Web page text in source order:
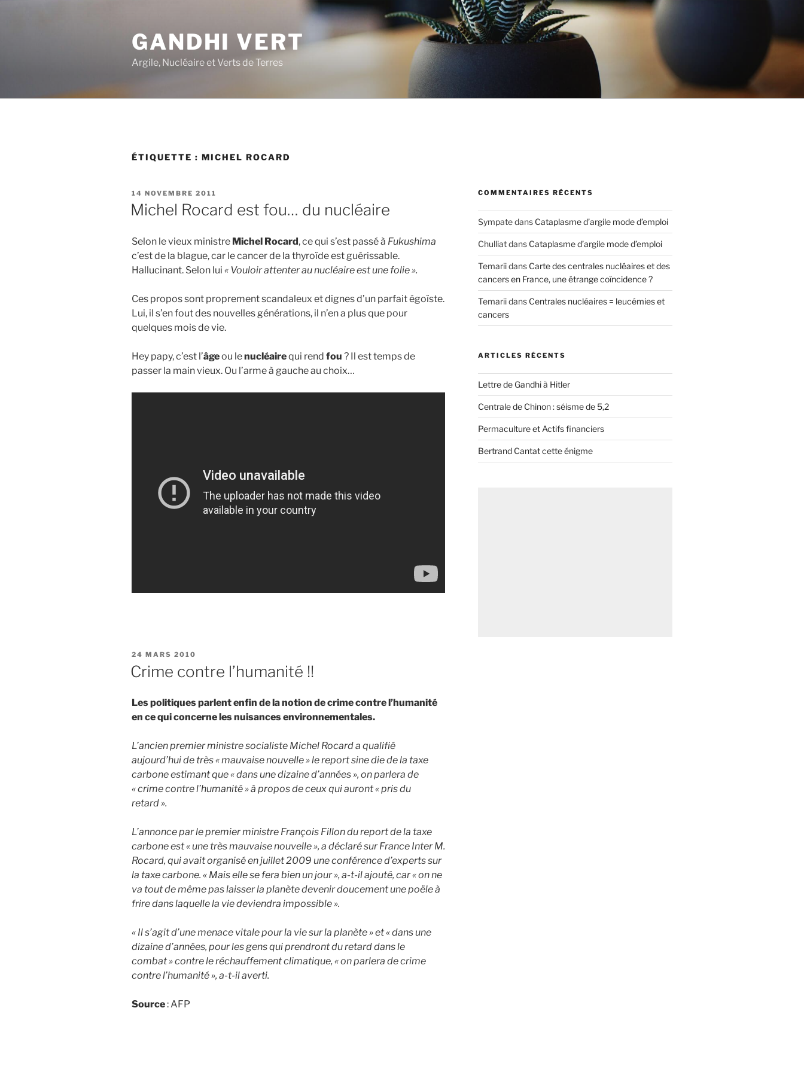
GANDHI VERT
Argile, Nucléaire et Verts de Terres
ÉTIQUETTE : MICHEL ROCARD
PUBLIÉ
LE
14 NOVEMBRE 2011
Michel Rocard est fou… du nucléaire
Selon le vieux ministre Michel Rocard, ce qui s’est passé à Fukushima
c’est de la blague, car le cancer de la thyroïde est guérissable.
Hallucinant. Selon lui « Vouloir attenter au nucléaire est une folie ».
Ces propos sont proprement scandaleux et dignes d’un parfait égoïste.
Lui, il s’en fout des nouvelles générations, il n’en a plus que pour
quelques mois de vie.
Hey papy, c’est l’âgeou lenucléairequi rend fou ? Il est temps de
passer la main vieux. Ou l’arme à gauche au choix…
PUBLIÉ
24 MARS 2010
Crime contre l’humanité !!
Les politiques parlent enfin de la notion de crime contre l’humanité
en ce qui concerne les nuisances environnementales.
L’ancien premier ministre socialiste Michel Rocard a qualifié
aujourd’hui de très « mauvaise nouvelle » le report sine die de la taxe
carbone estimant que « dans une dizaine d’années », on parlera de
« crime contre l’humanité » à propos de ceux qui auront « pris du
retard ».
L’annonce par le premier ministre François Fillon du report de la taxe
carbone est « une très mauvaise nouvelle », a déclaré sur France Inter M.
Rocard, qui avait organisé en juillet 2009 une conférence d’experts sur
la taxe carbone. « Mais elle se fera bien un jour », a-t-il ajouté, car « on ne
va tout de même pas laisser la planète devenir doucement une poële à
frire dans laquelle la vie deviendra impossible ».
« Il s’agit d’une menace vitale pour la vie sur la planète » et « dans une
dizaine d’années, pour les gens qui prendront du retard dans le
combat » contre le réchauffement climatique, « on parlera de crime
contre l’humanité », a-t-il averti.
Source: AFP
COMMENTAIRES RÉCENTS
Sympatedans Cataplasme d’argile mode d’emploi
Chulliatdans Cataplasme d’argile mode d’emploi
Temariidans Carte des centrales nucléaires et des
cancers en France, une étrange coïncidence ?
Temariidans Centrales nucléaires = leucémies et
cancers
ARTICLES RÉCENTS
Lettre de Gandhi à Hitler
Centrale de Chinon : séisme de 5,2
Permaculture et Actifs financiers
Bertrand Cantat cette énigme